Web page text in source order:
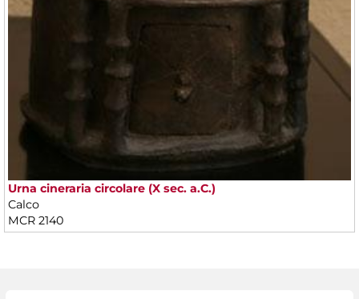
Urna cineraria circolare (X sec. a.C.)
Calco
MCR 2140